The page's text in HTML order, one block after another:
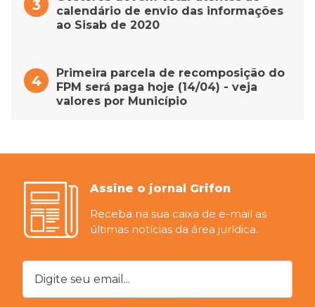
calendário de envio das informações
ao Sisab de 2020
Primeira parcela de recomposição do
FPM será paga hoje (14/04) - veja
valores por Município
Assine o jornal Grifon
Receba na sua caixa de e-mail as
últimas notícias da área jurídica.
Digite seu email...